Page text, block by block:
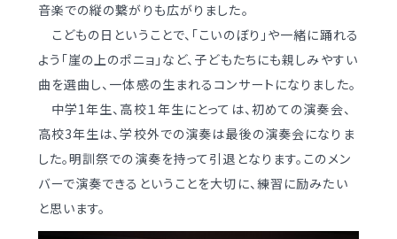
学校生活
日々の学習サイクル
年間行事カレンダー
部活動情報
制服（中学）
各種書類
入試日程・手続き文書
高校オープンスクール
高校1日体験入部
進路・部活動など
進路概況
部活動情報
音楽での縦の繋がりも広がりました。
こどもの日ということで、「こいのぼり」や一緒に踊れる
よう「崖の上のポニョ」など、子どもたちにも親しみやすい
曲を選曲し、一体感の生まれるコンサートになりました。
中学1年生、高校１年生にとっては、初めての演奏会、
高校3年生は、学校外での演奏は最後の演奏会になりま
した。明訓祭での演奏を持って引退となります。このメン
バーで演奏できるということを大切に、練習に励みたい
と思います。